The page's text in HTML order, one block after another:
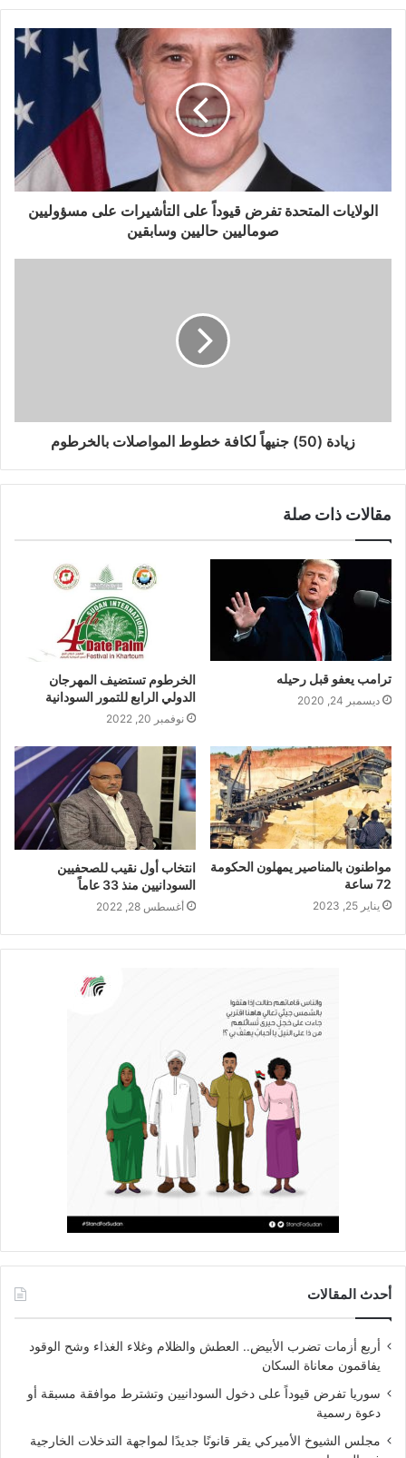
الولايات المتحدة تفرض قيوداً على التأشيرات على مسؤوليين
صوماليين حاليين وسابقين
زيادة (50) جنيهاً لكافة خطوط المواصلات بالخرطوم
مقالات ذات صلة
ترامب يعفو قبل رحيله
ديسمبر 24, 2020
الخرطوم تستضيف المهرجان
الدولي الرابع للتمور السودانية
نوفمبر 20, 2022
مواطنون بالمناصير يمهلون الحكومة
72 ساعة
يناير 25, 2023
انتخاب أول نقيب للصحفيين
السودانيين منذ 33 عاماً
أغسطس 28, 2022
أحدث المقالات
أربع أزمات تضرب الأبيض.. العطش والظلام وغلاء الغذاء وشح الوقود
يفاقمون معاناة السكان
سوريا تفرض قيوداً على دخول السودانيين وتشترط موافقة مسبقة أو
دعوة رسمية
مجلس الشيوخ الأميركي يقر قانونًا جديدًا لمواجهة التدخلات الخارجية